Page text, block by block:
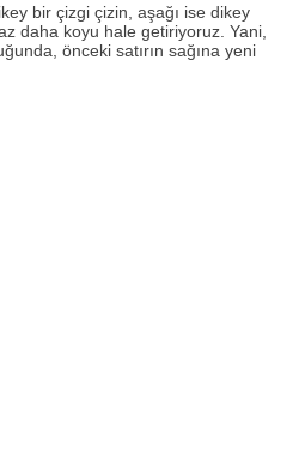
bir çizgi çizin, aşağı ise dikey
daha koyu hale getiriyoruz. Yani,
önceki satırın sağına yeni